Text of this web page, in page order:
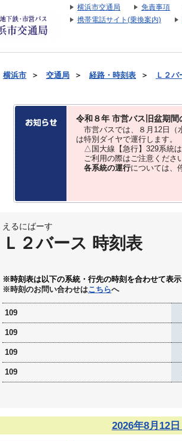
横浜市交通局 免責事項
携帯電話サイト(乗換案内)
横浜市 ＞ 交通局 ＞ 経路・時刻表 ＞ Ｌ２
令和８年 市営バス旧盆期間
市営バスでは、８⽉12⽇（
は特別ダイヤで運⾏します。
△国大線【急行】329系統は
ご利用の際はご注意ください
各系統の運行については、
えるにばーす
Ｌ２バース 時刻表
※時刻表は以下の系統・行先の時刻を合わせて表
※時刻のお問い合わせはこちらへ
109
109
109
109
2026年8月12